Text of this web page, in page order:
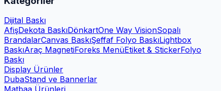
Dijital Baskı
AfişDekota BaskıDönkartOne Way VisionSopalı
BrandalarCanvas BaskıŞeffaf Folyo BaskıLightbox
BaskıAraç MagnetiForeks MenüEtiket & StickerFolyo
Baskı
Display Ürünler
DubaStand ve Bannerlar